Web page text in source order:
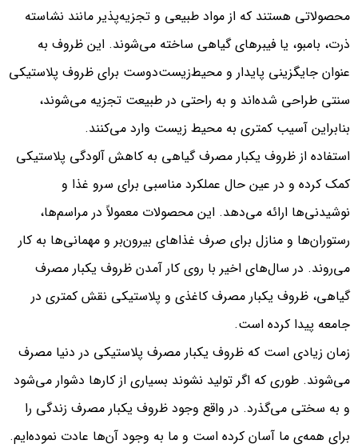
محصولاتی هستند که از مواد طبیعی و تجزیه‌پذیر مانند نشاسته
ذرت، بامبو، یا فیبرهای گیاهی ساخته می‌شوند. این ظروف به
عنوان جایگزینی پایدار و محیط‌زیست‌دوست برای ظروف پلاستیکی
سنتی طراحی شده‌اند و به راحتی در طبیعت تجزیه می‌شوند،
بنابراین آسیب کمتری به محیط زیست وارد می‌کنند.
استفاده از ظروف یکبار مصرف گیاهی به کاهش آلودگی پلاستیکی
کمک کرده و در عین حال عملکرد مناسبی برای سرو غذا و
نوشیدنی‌ها ارائه می‌دهد. این محصولات معمولاً در مراسم‌ها،
رستوران‌ها و منازل برای صرف غذاهای بیرون‌بر و مهمانی‌ها به کار
می‌روند. در سال‌های اخیر با روی کار آمدن ظروف یکبار مصرف
گیاهی، ظروف یکبار مصرف کاغذی و پلاستیکی نقش کمتری در
جامعه پیدا کرده‌ است.
زمان زیادی است که ظروف یکبار مصرف پلاستیکی در دنیا مصرف
می‌شوند. طوری که اگر تولید نشوند بسیاری از کارها دشوار می‌شود
و به سختی می‌گذرد. در واقع وجود ظروف یکبار مصرف زندگی را
برای همه‌ی ما آسان کرده است و ما به وجود آن‌ها عادت نموده‌ایم.